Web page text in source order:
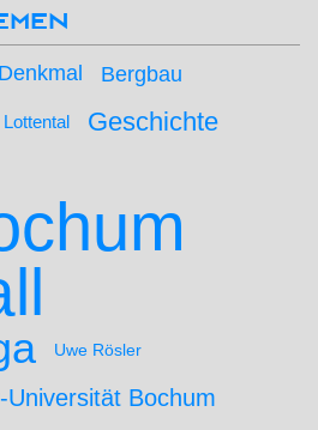
Denkmal Bergbau
Lottental Geschichte
Uwe Rösler
Universität Bochum